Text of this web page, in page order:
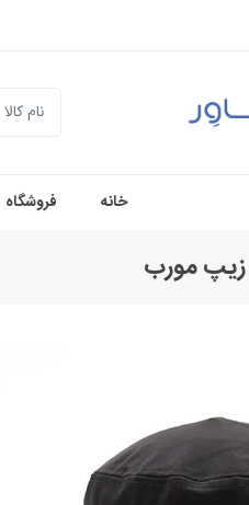
جستجو
خانه فروشگاه
زیپ مورب